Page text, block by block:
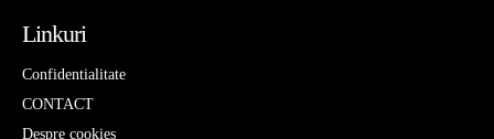
Linkuri
Confidentialitate
CONTACT
Despre cookies